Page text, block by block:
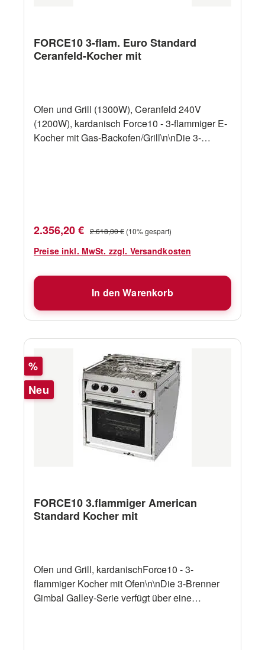
FORCE10 3-flam. Euro Standard
Ceranfeld-Kocher mit
Ofen und Grill (1300W), Ceranfeld 240V
(1200W), kardanisch Force10 - 3-flammiger E-
Kocher mit Gas-Backofen/Grill\n\nDie 3-
Oberflächen.AbmessungenAnleitung EN
Verkaufspreis:
2.356,20 € Regulärer Preis:
2.618,00 € (10% gespart)
Preise inkl. MwSt. zzgl. Versandkosten
In den Warenkorb
Rabatt
%
Neu
FORCE10 3.flammiger American
Standard Kocher mit
Ofen und Grill, kardanischForce10 - 3-
flammiger Kocher mit Ofen\n\nDie 3-Brenner
Gimbal Galley-Serie verfügt über eine